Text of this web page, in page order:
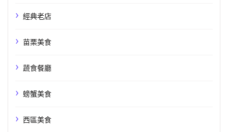
經典老店
苗栗美食
蔬食餐廳
螃蟹美食
西區美食